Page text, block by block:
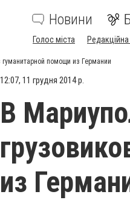
Новини
Голос міста Редакційна
помощи из Германии
12:07, 11 грудня 2014 р.
В
из